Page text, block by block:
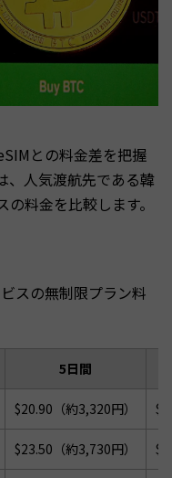
との料金差を把握
、人気渡航先である韓
料金を比較します。
スの無制限プラン料
5日間
$20.90（約3,320円）
$23.50（約3,730円）